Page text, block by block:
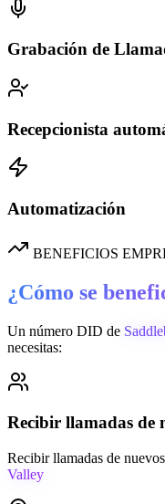
Grabación de
Recepcionista
Automatización
BENEFICIOS
¿Cómo se
Un número DID de
necesitas:
Recibir llamadas de
Recibir llamadas de
Valley